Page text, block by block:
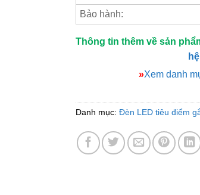
Bảo hành:
Thông tin thêm về sản
»Xem danh
Danh mục: Đèn LED tiêu điểm